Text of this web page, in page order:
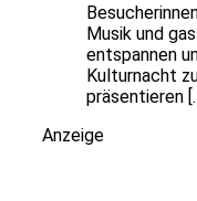
Musik und
entspannen
Kulturnacht
präsentieren
Anzeige